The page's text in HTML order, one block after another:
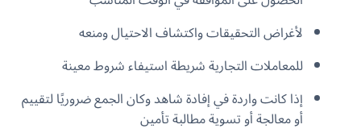
لأغراض التحقيقات واكتشاف الاحتيال ومنعه
للمعاملات التجارية شريطة استيفاء شروط معينة
إذا كانت واردة في إفادة شاهد وكان الجمع ضروريًا لتقييم
أو معالجة أو تسوية مطالبة تأمين